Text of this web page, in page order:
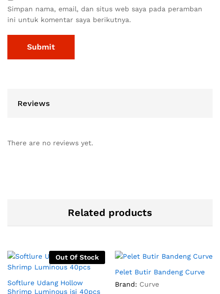
Simpan nama, email, dan situs web saya pada peramban
ini untuk komentar saya berikutnya.
Reviews
There are no reviews yet.
Related products
Out Of Stock
Softlure Udang Hollow
Shrimp Luminous isi 40pcs
Pelet Butir Bandeng Curve
Brand: Curve